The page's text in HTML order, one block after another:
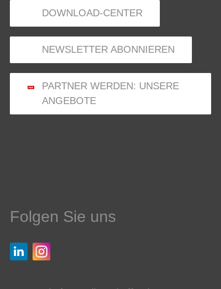
DOWNLOAD-CENTER
NEWSLETTER ABONNIEREN
PARTNER WERDEN: UNSERE
ANGEBOTE
Folgen Sie uns